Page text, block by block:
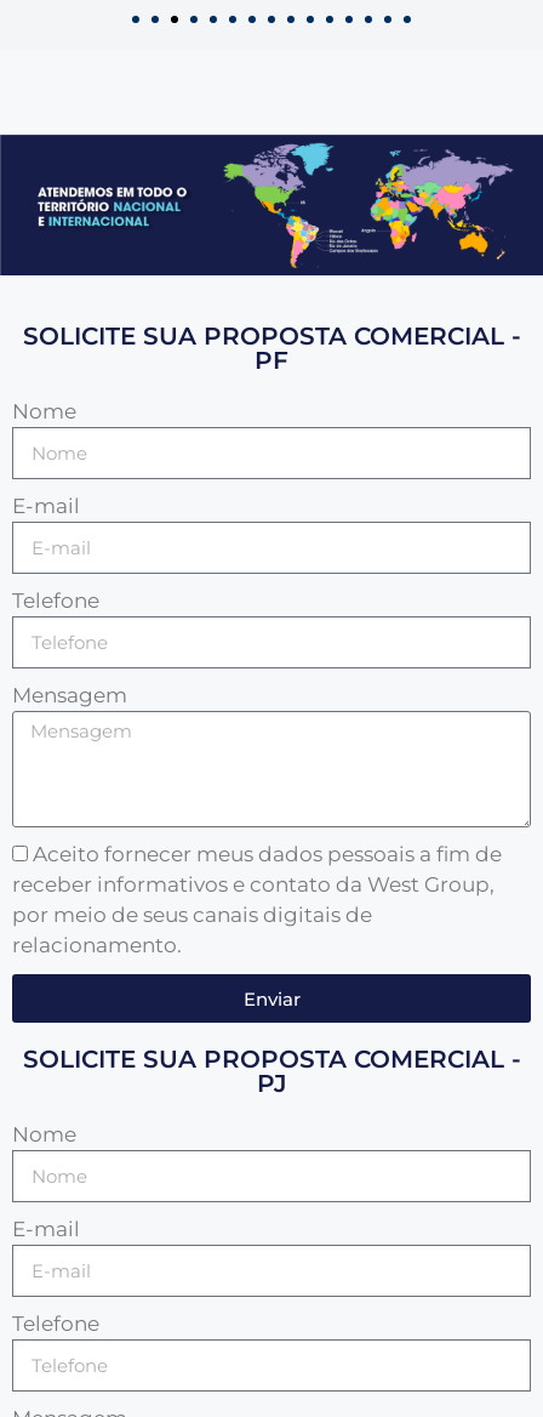
SOLICITE SUA PROPOSTA COMERCIAL -
PF
Nome
E-mail
Telefone
Mensagem
Aceito fornecer meus dados pessoais a fim de
receber informativos e contato da West Group,
por meio de seus canais digitais de
relacionamento.
Enviar
SOLICITE SUA PROPOSTA COMERCIAL -
PJ
Nome
E-mail
Telefone